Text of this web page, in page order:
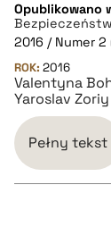
Opublikowano
2016 / Numer
ROK: 2016
Valentyna
Yaroslav Zoriy
Pełny tekst